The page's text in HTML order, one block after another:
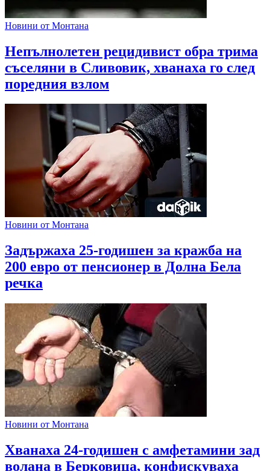
Новини от Монтана
Непълнолетен рецидивист обра трима
съселяни в Сливовик, хванаха го след
поредния взлом
Новини от Монтана
Задържаха 25-годишен за кражба на
200 евро от пенсионер в Долна Бела
речка
Новини от Монтана
Хванаха 24-годишен с амфетамини зад
волана в Берковица, конфискуваха